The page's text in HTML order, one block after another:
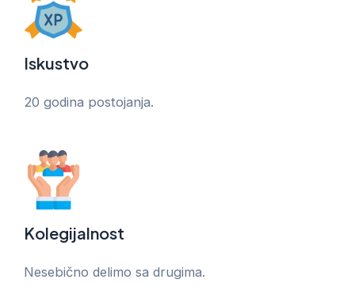
Iskustvo
20 godina postojanja.
Kolegijalnost
Nesebično delimo sa drugima.